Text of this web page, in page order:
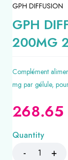
GPH DIFFUSION
GPH
200MG
Complément
mg par gélule,
268.65
Quantity